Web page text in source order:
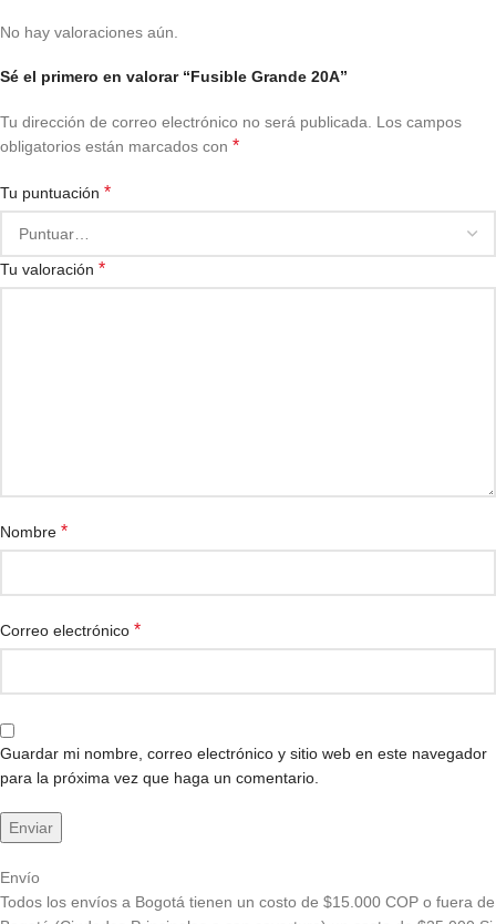
No hay valoraciones aún.
Sé el primero en valorar “Fusible Grande 20A”
Tu dirección de correo electrónico no será publicada. Los campos
obligatorios están marcados con *
Tu puntuación *
Tu valoración *
Nombre *
Correo electrónico *
Guardar mi nombre, correo electrónico y sitio web en este navegador
para la próxima vez que haga un comentario.
Envío
Todos los envíos a Bogotá tienen un costo de $15.000 COP o fuera de